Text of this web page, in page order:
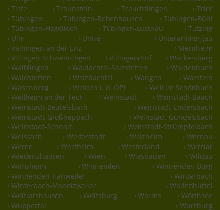
› Tiste
› Traunstein › Treuchtlingen
› Trier
› Tübingen
› Tübingen-Bebenhausen
› Tübingen-Bühl
› Tübingen-Hagelloch
› Tübingen-Lustnau
› Tutzing
› Ulm
› Unna
› Unterammergau
› Vaihingen an der Enz
› Viernheim
› Villingen-Schwenningen
› Villingendorf
› Wackersberg
› Waiblingen
› Waldachtal-Salzstetten
› Waldenbuch
› Waldstetten
› Walzbachtal › Wangen
› Warstein
› Wasenberg
› Weiden i. d. OPf
› Weil im Schönbuch
› Weilheim an der Teck
› Weinstadt
› Weinstadt-Baach
› Weinstadt-Beutelsbach
› Weinstadt-Endersbach
› Weinstadt-Großheppach
› Weinstadt-Gundelsbach
› Weinstadt-Schnait
› Weinstadt-Strümpfelbach
› Weissach
› Weiterstadt › Welzheim
› Wernau
› Werne
› Wertheim › Westerland
› Wetzlar
› Wiedenzhausen
› Wien › Wiesbaden
› Wildau
› Wimsheim
› Winnenden
› Winnenden-Bürg
› Winnenden-Hanweiler
› Winterbach
› Winterbach-Manolzweiler
› Wolfenbüttel
› Wolfratshausen
› Wolfsburg › Worms
› Wörthsee
› Wuppertal
› Würzburg